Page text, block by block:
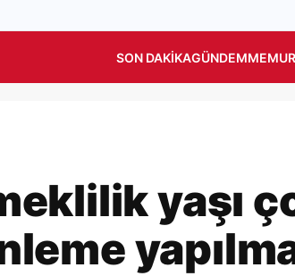
SON DAKIKAGÜNDEM
yaşı